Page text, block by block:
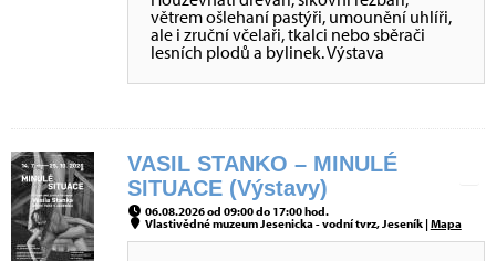
větrem ošlehaní pastýři, umounění uhlíři,
ale i zruční včelaři, tkalci nebo sběrači
lesních plodů a bylinek. Výstava
VASIL STANKO – MINULÉ
SITUACE (Výstavy)
06.08.2026 od 09:00 do 17:00 hod.
Vlastivědné muzeum Jesenicka - vodní tvrz, Jeseník |Mapa